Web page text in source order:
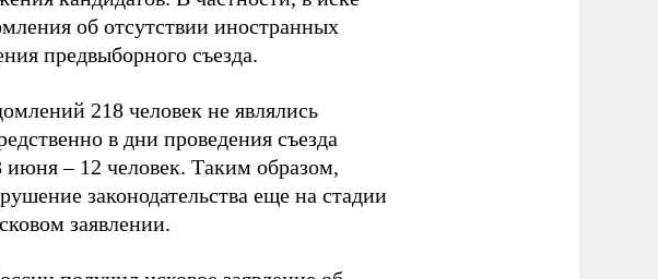
об отсутствии иностранных
предвыборного съезда.
218 человек не являлись
в дни проведения съезда
июня – 12 человек. Таким образом,
законодательства еще на стадии
заявлении.